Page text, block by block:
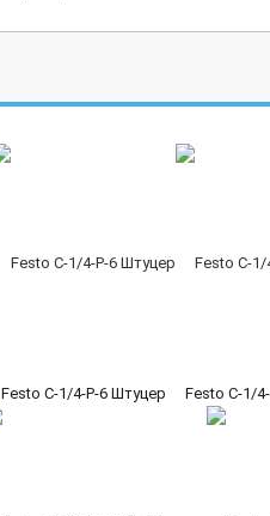
Festo C-1/4-P-6 Штуцер Festo C-1/